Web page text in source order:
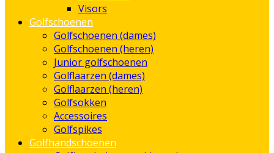
Visors
Golfschoenen
Golfschoenen (dames)
Golfschoenen (heren)
Junior golfschoenen
Golflaarzen (dames)
Golflaarzen (heren)
Golfsokken
Accessoires
Golfspikes
Golfhandschoenen